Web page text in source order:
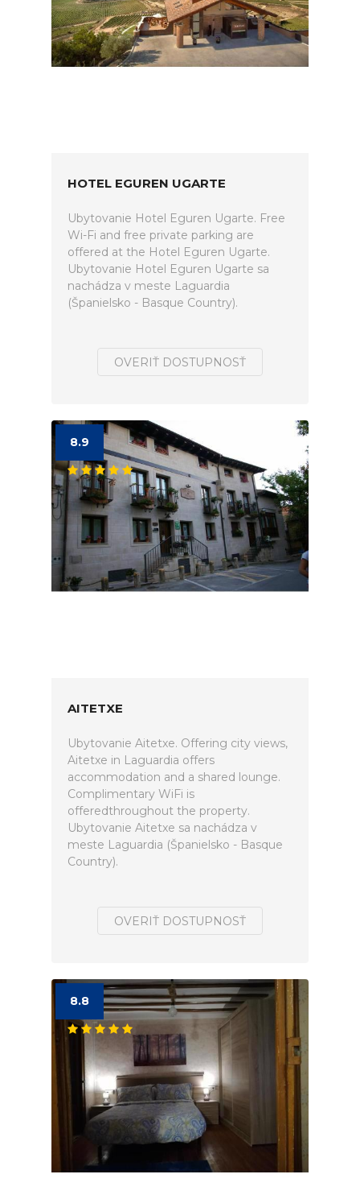
HOTEL EGUREN UGARTE
Ubytovanie Hotel Eguren Ugarte. Free
Wi-Fi and free private parking are
offered at the Hotel Eguren Ugarte.
Ubytovanie Hotel Eguren Ugarte sa
nachádza v meste Laguardia
(Španielsko - Basque Country).
OVERIŤ DOSTUPNOSŤ
8.9
AITETXE
Ubytovanie Aitetxe. Offering city views,
Aitetxe in Laguardia offers
accommodation and a shared lounge.
Complimentary WiFi is
offeredthroughout the property.
Ubytovanie Aitetxe sa nachádza v
meste Laguardia (Španielsko - Basque
Country).
OVERIŤ DOSTUPNOSŤ
8.8